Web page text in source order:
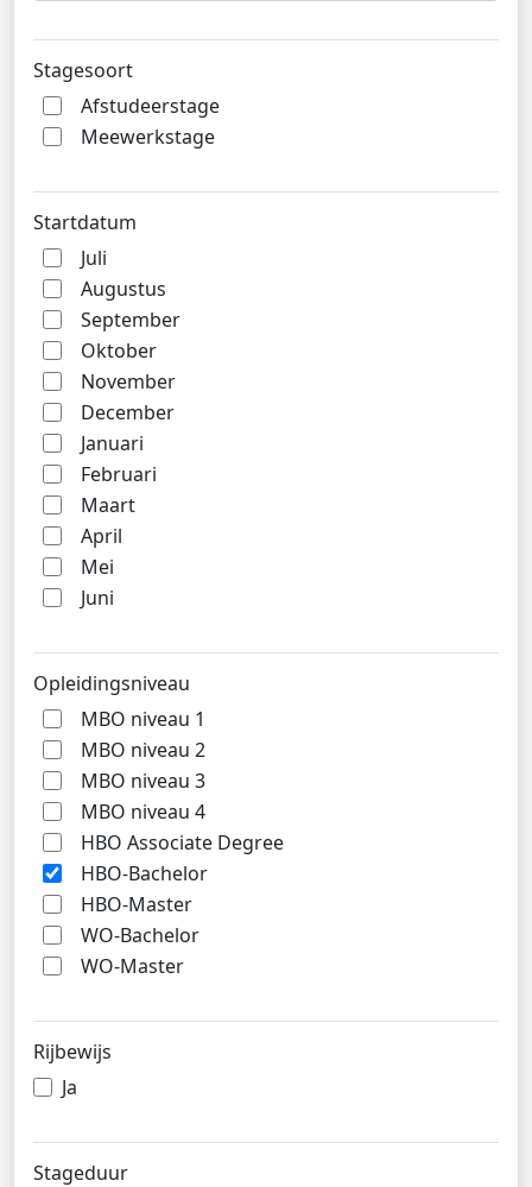
Stagesoort
Afstudeerstage
Meewerkstage
Startdatum
Juli
Augustus
September
Oktober
November
December
Januari
Februari
Maart
April
Mei
Juni
Opleidingsniveau
MBO niveau 1
MBO niveau 2
MBO niveau 3
MBO niveau 4
HBO Associate Degree
HBO-Bachelor
HBO-Master
WO-Bachelor
WO-Master
Rijbewijs
Ja
Stageduur